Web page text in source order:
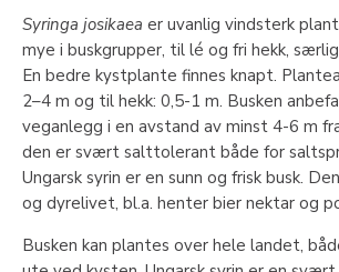
Syringa josikaea er uvanlig vindsterk
mye i buskgrupper, til lé og fri hekk,
En bedre kystplante finnes knapt.
2–4 m og til hekk: 0,5-1 m. Busken
veganlegg i en avstand av minst 4-6 m
den er svært salttolerant både for
Ungarsk syrin er en sunn og frisk busk.
og dyrelivet, bl.a. henter bier nektar og
Busken kan plantes over hele landet,